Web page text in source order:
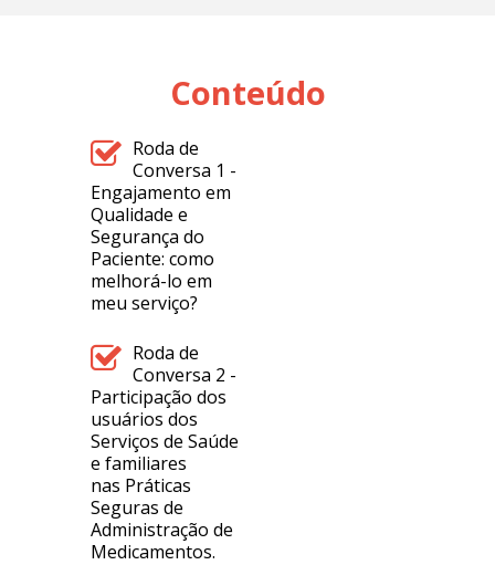
Conteúdo
Roda de
Conversa 1 -
Engajamento em
Qualidade e
Segurança do
Paciente: como
melhorá-lo em
meu serviço?
Roda de
Conversa 2 -
Participação dos
usuários dos
Serviços de Saúde
e familiares
nas Práticas
Seguras de
Administração de
Medicamentos.